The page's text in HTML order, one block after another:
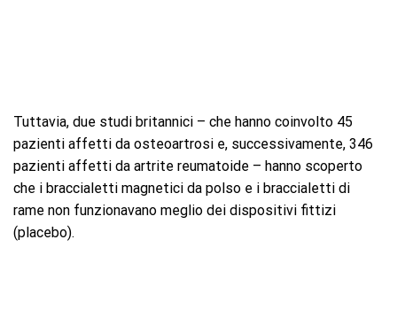
Tuttavia, due studi britannici – che hanno coinvolto 45
pazienti affetti da osteoartrosi e, successivamente, 346
pazienti affetti da artrite reumatoide – hanno scoperto
che i braccialetti magnetici da polso e i braccialetti di
rame non funzionavano meglio dei dispositivi fittizi
(placebo).